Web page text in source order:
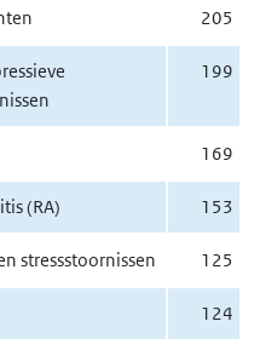
205
199
169
(RA) 153
stressstoornissen 125
124